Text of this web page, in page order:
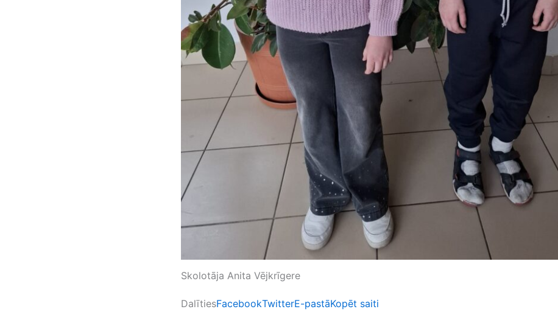
Skolotāja Anita Vējkrīgere
DalītiesFacebookTwitterE-pastāKopēt saiti